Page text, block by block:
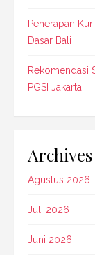
Penerapan
Dasar Bali
Rekomendasi
PGSI Jakarta
Archives
Agustus 2026
Juli 2026
Juni 2026